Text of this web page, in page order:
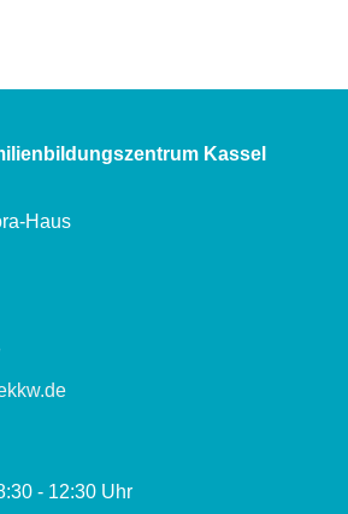
Kassel
Haus
- 12:30 Uhr